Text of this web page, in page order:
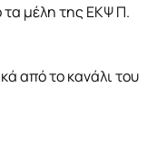
τα μέλη της ΕΚΨ Π.
από το κανάλι του